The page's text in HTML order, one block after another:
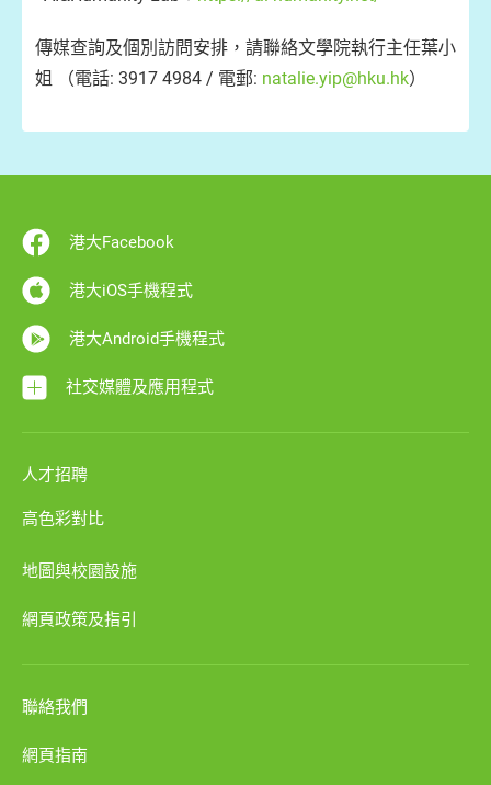
傳媒查詢及個別訪問安排，請聯絡文學院​執行主任葉小
姐 （電話: 3917 4984 / 電郵: natalie.yip@hku.hk）
港大Facebook
港大iOS手機程式
港大Android手機程式
社交媒體及應用程式
人才招聘
高色彩對比
地圖與校園設施
網頁政策及指引
聯絡我們
網頁指南